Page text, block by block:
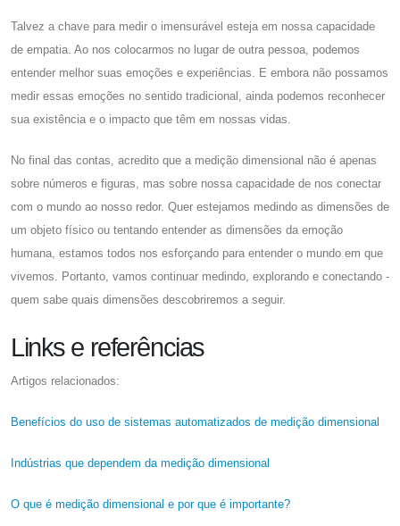
Talvez a chave para medir o imensurável esteja em nossa capacidade
de empatia. Ao nos colocarmos no lugar de outra pessoa, podemos
entender melhor suas emoções e experiências. E embora não possamos
medir essas emoções no sentido tradicional, ainda podemos reconhecer
sua existência e o impacto que têm em nossas vidas.
No final das contas, acredito que a medição dimensional não é apenas
sobre números e figuras, mas sobre nossa capacidade de nos conectar
com o mundo ao nosso redor. Quer estejamos medindo as dimensões de
um objeto físico ou tentando entender as dimensões da emoção
humana, estamos todos nos esforçando para entender o mundo em que
vivemos. Portanto, vamos continuar medindo, explorando e conectando -
quem sabe quais dimensões descobriremos a seguir.
Links e referências
Artigos relacionados:
Benefícios do uso de sistemas automatizados de medição dimensional
Indústrias que dependem da medição dimensional
O que é medição dimensional e por que é importante?